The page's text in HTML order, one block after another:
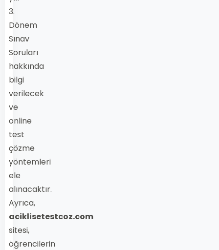
3.
Dönem
Sınav
Soruları
hakkında
bilgi
verilecek
ve
online
test
çözme
yöntemleri
ele
alınacaktır.
Ayrıca,
aciklisetestcoz.com
sitesi,
öğrencilerin